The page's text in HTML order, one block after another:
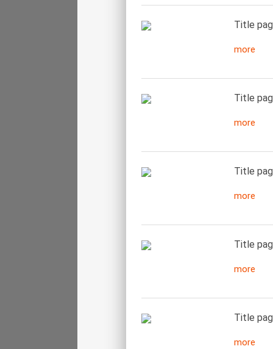
Title
more
Title
more
Title
more
Title
more
Title
more